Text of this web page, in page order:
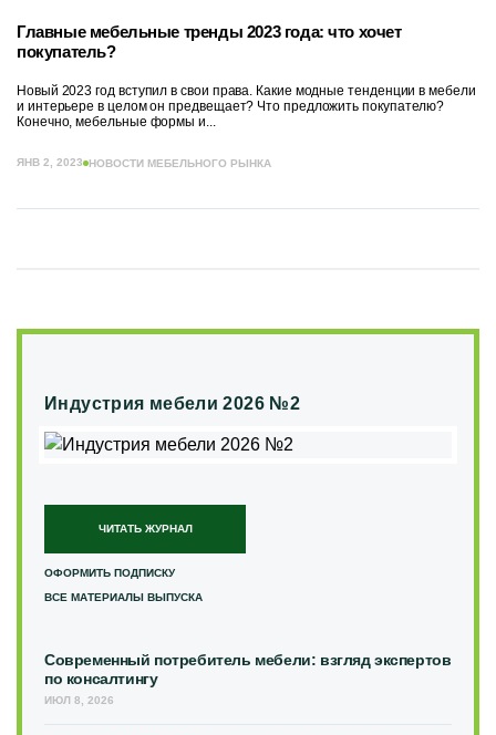
Главные мебельные тренды 2023 года: что хочет
покупатель?
Новый 2023 год вступил в свои права. Какие модные тенденции в мебели
и интерьере в целом он предвещает? Что предложить покупателю?
Конечно, мебельные формы и...
ЯНВ 2, 2023 НОВОСТИ МЕБЕЛЬНОГО РЫНКА
Индустрия мебели 2026 №2
ЧИТАТЬ ЖУРНАЛ
ОФОРМИТЬ ПОДПИСКУ
ВСЕ МАТЕРИАЛЫ ВЫПУСКА
Современный потребитель мебели: взгляд экспертов
по консалтингу
ИЮЛ 8, 2026